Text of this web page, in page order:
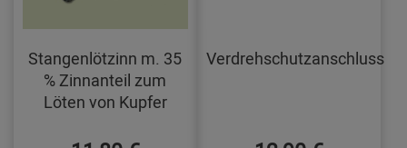
Stangenlötzinn m. 35
% Zinnanteil zum
Löten von Kupfer
Verdrehschutzanschluss